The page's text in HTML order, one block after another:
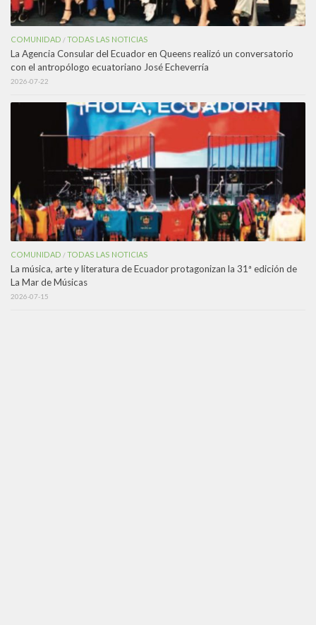
COMUNIDAD /TODAS LAS NOTICIAS
La Agencia Consular del Ecuador en Queens realizó un conversatorio
con el antropólogo ecuatoriano José Echeverría
2026-07-22
COMUNIDAD /TODAS LAS NOTICIAS
La música, arte y literatura de Ecuador protagonizan la 31ª edición de
La Mar de Músicas
2026-07-15